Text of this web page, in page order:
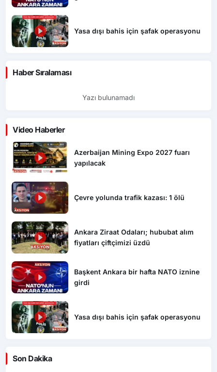
Yasa dışı bahis için şafak operasyonu
Haber Sıralaması
Yazı bulunamadı
Video Haberler
Azerbaijan Mining Expo 2027 fuarı
yapılacak
Çevre yolunda trafik kazası: 1 ölü
Ankara Ziraat Odaları; hububat alım
fiyatları çiftçimizi üzdü
Başkent Ankara bir hafta NATO iznine
girdi
Yasa dışı bahis için şafak operasyonu
Son Dakika